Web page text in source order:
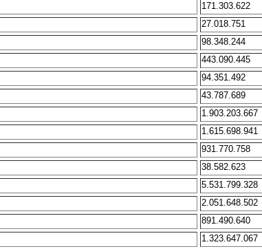
171.303.622
27.018.751
98.348.244
443.090.445
94.351.492
43.787.689
1.903.203.667
1.615.698.941
931.770.758
38.582.623
5.531.799.328
2.051.648.502
891.490.640
1.323.647.067